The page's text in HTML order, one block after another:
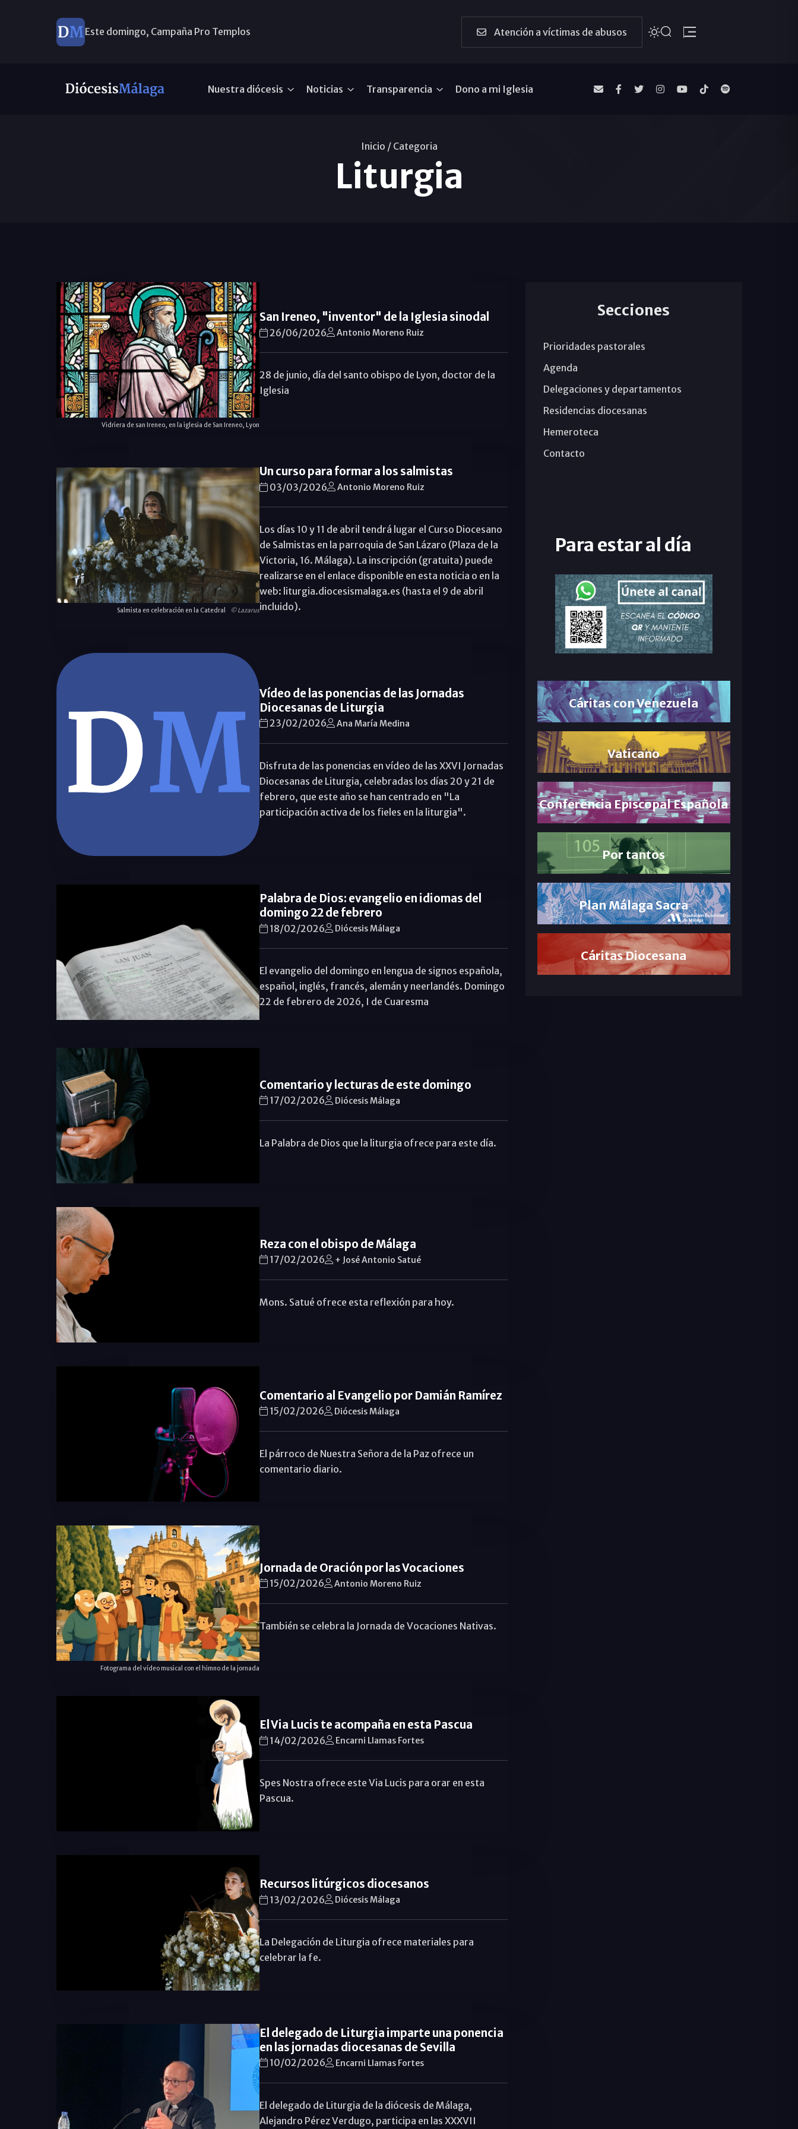
Este domingo, Campaña Pro Templos Atención a víctimas de abusos
Nuestra diócesis Noticias Transparencia Dono a mi Iglesia
Inicio / Categoria
Liturgia
Vidriera de san Ireneo, en la iglesia de San Ireneo, Lyon
San Ireneo, "inventor" de la Iglesia sinodal
26/06/2026 Antonio Moreno Ruiz
28 de junio, día del santo obispo de Lyon, doctor de la
Iglesia
Salmista en celebración en la Catedral © Lazarus
Un curso para formar a los salmistas
03/03/2026 Antonio Moreno Ruiz
Los días 10 y 11 de abril tendrá lugar el Curso Diocesano
de Salmistas en la parroquia de San Lázaro (Plaza de la
Victoria, 16. Málaga). La inscripción (gratuita) puede
realizarse en el enlace disponible en esta noticia o en la
web: liturgia.diocesismalaga.es (hasta el 9 de abril
incluido).
Vídeo de las ponencias de las Jornadas
Diocesanas de Liturgia
23/02/2026 Ana María Medina
Disfruta de las ponencias en vídeo de las XXVI Jornadas
Diocesanas de Liturgia, celebradas los días 20 y 21 de
febrero, que este año se han centrado en "La
participación activa de los fieles en la liturgia".
Palabra de Dios: evangelio en idiomas del
domingo 22 de febrero
18/02/2026 Diócesis Málaga
El evangelio del domingo en lengua de signos española,
español, inglés, francés, alemán y neerlandés. Domingo
22 de febrero de 2026, I de Cuaresma
Comentario y lecturas de este domingo
17/02/2026 Diócesis Málaga
La Palabra de Dios que la liturgia ofrece para este día.
Reza con el obispo de Málaga
17/02/2026 + José Antonio Satué
Mons. Satué ofrece esta reflexión para hoy.
Comentario al Evangelio por Damián Ramírez
15/02/2026 Diócesis Málaga
El párroco de Nuestra Señora de la Paz ofrece un
comentario diario.
Fotograma del vídeo musical con el himno de la jornada
Jornada de Oración por las Vocaciones
15/02/2026 Antonio Moreno Ruiz
También se celebra la Jornada de Vocaciones Nativas.
El Via Lucis te acompaña en esta Pascua
14/02/2026 Encarni Llamas Fortes
Spes Nostra ofrece este Via Lucis para orar en esta
Pascua.
Recursos litúrgicos diocesanos
13/02/2026 Diócesis Málaga
La Delegación de Liturgia ofrece materiales para
celebrar la fe.
El delegado de Liturgia imparte una ponencia
en las jornadas diocesanas de Sevilla
10/02/2026 Encarni Llamas Fortes
El delegado de Liturgia de la diócesis de Málaga,
Alejandro Pérez Verdugo, participa en las XXXVII
Secciones
Prioridades pastorales
Agenda
Delegaciones y departamentos
Residencias diocesanas
Hemeroteca
Contacto
Para estar al día
Cáritas con Venezuela
Vaticano
Conferencia Episcopal Española
Por tantos
Plan Málaga Sacra
Cáritas Diocesana